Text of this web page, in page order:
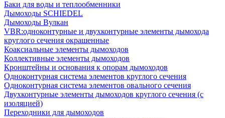
Баки для воды и теплообменники
Дымоходы SCHIEDEL
Дымоходы Вулкан
VBR:одноконтурные и двухконтурные элементы дымохода
круглого сечения окрашенные
Коаксиальные элементы дымоходов
Коллективные элементы дымоходов
Кронштейны и основания к опорам дымоходов
Одноконтурная система элементов круглого сечения
Одноконтурная система элементов овального сечения
Двухконтурные элементы дымоходов круглого сечения (с
изоляцией)
Переходники для дымоходов